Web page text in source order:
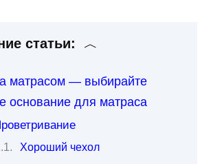
статьи:
матрасом — выбирайте
основание для матраса
Хороший чехол